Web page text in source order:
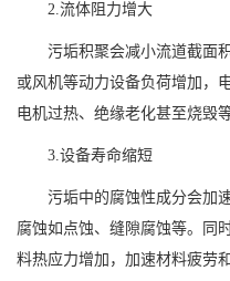
2.流体阻力增大
污垢积聚会减小流道截面
或风机等动力设备负荷增加，
电机过热、绝缘老化甚至烧毁
3.设备寿命缩短
污垢中的腐蚀性成分会加
腐蚀如点蚀、缝隙腐蚀等。同
料热应力增加，加速材料疲劳